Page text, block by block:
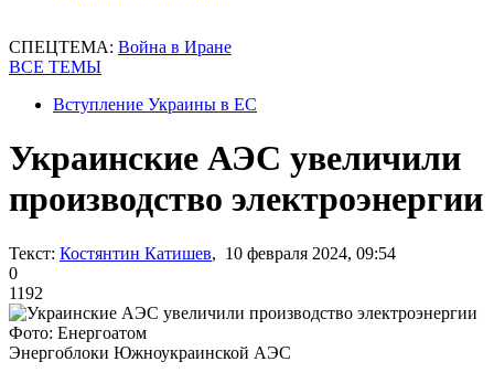
СПЕЦТЕМА: Война в Иране
ВСЕ ТЕМЫ
Вступление Украины в ЕС
Украинские АЭС увеличили
производство электроэнергии
Текст: Костянтин Катишев, 10 февраля 2024, 09:54
0
1192
Фото: Енергоатом
Энергоблоки Южноукраинской АЭС